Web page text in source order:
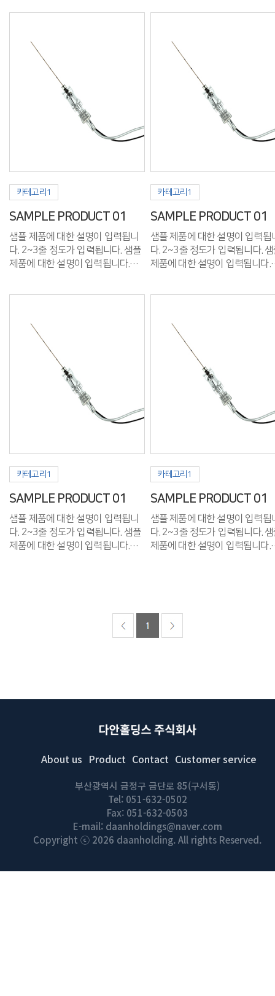
카테고리1
SAMPLE PRODUCT 01
샘플 제품에 대한 설명이 입력됩니
다. 2~3줄 정도가 입력됩니다. 샘플
제품에 대한 설명이 입력됩니다.
카테고리1
SAMPLE PRODUCT 01
샘플 제품에 대한 설명이 입력됩
다. 2~3줄 정도가 입력됩니다. 샘플
제품에 대한 설명이 입력됩니다.
카테고리1
SAMPLE PRODUCT 01
샘플 제품에 대한 설명이 입력됩니
다. 2~3줄 정도가 입력됩니다. 샘플
제품에 대한 설명이 입력됩니다.
카테고리1
SAMPLE PRODUCT 01
샘플 제품에 대한 설명이 입력됩
다. 2~3줄 정도가 입력됩니다. 샘플
제품에 대한 설명이 입력됩니다.
About us Product Contact Customer service
부산광역시 금정구 금단로 85(구서동)
Tel: 051-632-0502
Fax: 051-632-0503
E-mail: daanholdings@naver.com
Copyright ⓒ 2026 daanholding. All rights Reserved.